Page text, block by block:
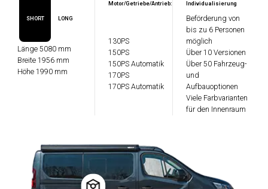
SHORT LONG
Länge 5080 mm
Breite 1956 mm
Höhe 1990 mm
Motor/Getriebe/Antrieb:
130PS
150PS
150PS Automatik
170PS
170PS Automatik
Individualisierung
Beförderung von
bis zu 6 Personen
möglich
Über 10 Versionen
Über 50 Fahrzeug-
und
Aufbauoptionen
Viele Farbvarianten
für den Innenraum